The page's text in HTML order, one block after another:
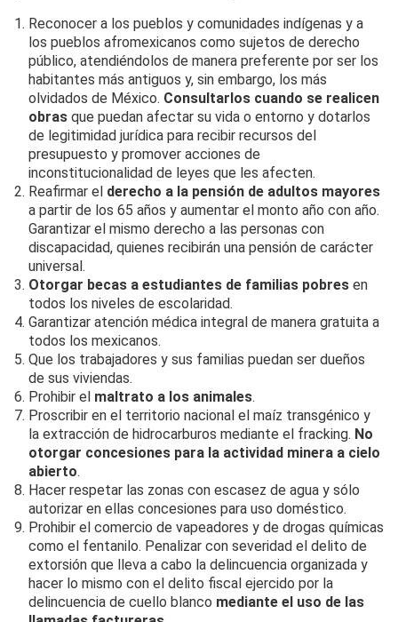
Reconocer a los pueblos y comunidades indígenas y a
los pueblos afromexicanos como sujetos de derecho
público, atendiéndolos de manera preferente por ser los
habitantes más antiguos y, sin embargo, los más
olvidados de México. Consultarlos cuando se realicen
obras que puedan afectar su vida o entorno y dotarlos
de legitimidad jurídica para recibir recursos del
presupuesto y promover acciones de
inconstitucionalidad de leyes que les afecten.
Reafirmar el derecho a la pensión de adultos mayores
a partir de los 65 años y aumentar el monto año con año.
Garantizar el mismo derecho a las personas con
discapacidad, quienes recibirán una pensión de carácter
universal.
Otorgar becas a estudiantes de familias pobres en
todos los niveles de escolaridad.
Garantizar atención médica integral de manera gratuita a
todos los mexicanos.
Que los trabajadores y sus familias puedan ser dueños
de sus viviendas.
Prohibir el maltrato a los animales.
Proscribir en el territorio nacional el maíz transgénico y
la extracción de hidrocarburos mediante el fracking. No
otorgar concesiones para la actividad minera a cielo
abierto.
Hacer respetar las zonas con escasez de agua y sólo
autorizar en ellas concesiones para uso doméstico.
Prohibir el comercio de vapeadores y de drogas químicas
como el fentanilo. Penalizar con severidad el delito de
extorsión que lleva a cabo la delincuencia organizada y
hacer lo mismo con el delito fiscal ejercido por la
delincuencia de cuello blanco mediante el uso de las